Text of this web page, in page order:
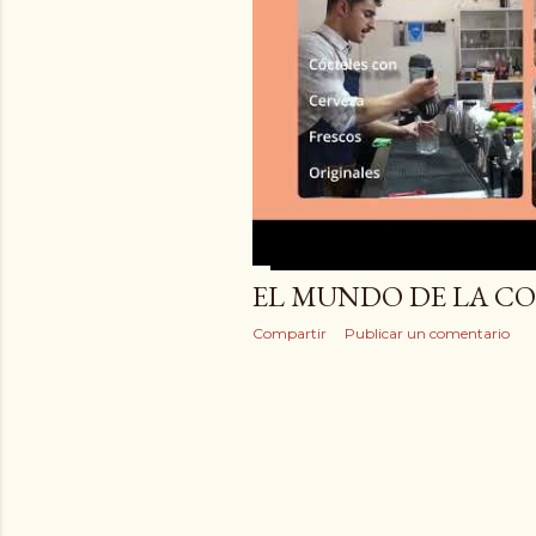
EL MUNDO DE LA
Compartir Publicar un comentario